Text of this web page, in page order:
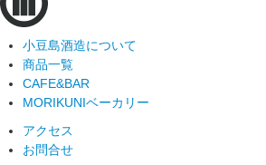
小豆島酒造について
商品一覧
CAFE&BAR
MORIKUNIベーカリー
アクセス
お問合せ